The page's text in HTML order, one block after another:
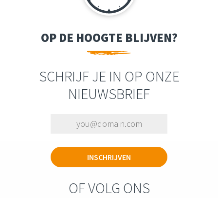
OP DE HOOGTE BLIJVEN?
SCHRIJF JE IN OP ONZE
NIEUWSBRIEF
OF VOLG ONS